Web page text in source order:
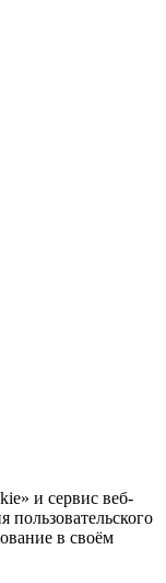
и сервис веб-
в своём